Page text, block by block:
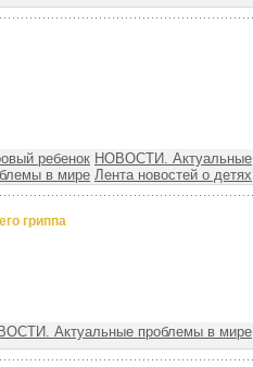
ребенок НОВОСТИ. Актуальные
в мире Лента новостей о детях
гриппа
Актуальные проблемы в мире